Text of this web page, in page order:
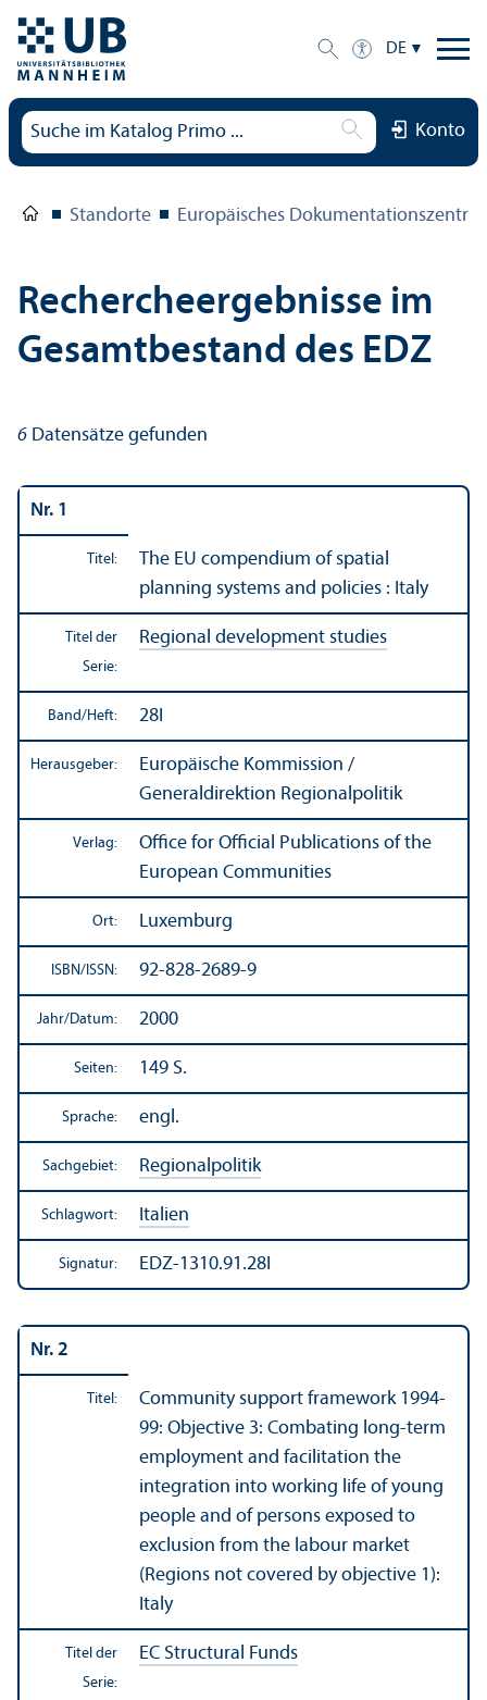
DE
Konto
Standorte Europäisches
Rechercheergebnisse im
Gesamtbestand des EDZ
6 Datensätze gefunden
Nr. 1
Titel:
The EU compendium of spatial
planning systems and policies : Italy
Titel der
Serie:
Regional development studies
Band/Heft: 28I
Herausgeber:
Europäische Kommission /
Generaldirektion Regionalpolitik
Verlag:
Office for Official Publications of the
European Communities
Ort: Luxemburg
ISBN/ ISSN: 92-828-2689-9
Jahr/Datum: 2000
Seiten: 149 S.
Sprache: engl.
Sachgebiet: Regionalpolitik
Schlagwort: Italien
Signatur: EDZ-1310.91.28I
Nr. 2
Titel:
Community support framework 1994-
99: Objective 3: Combating long-term
employment and facilitation the
integration into working life of young
people and of persons exposed to
exclusion from the labour market
(Regions not covered by objective 1):
Italy
Titel der
Serie:
EC Structural Funds